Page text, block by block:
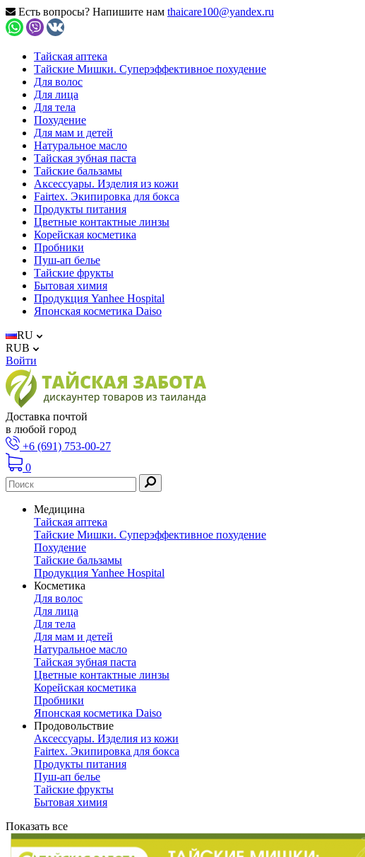
Есть вопросы? Напишите нам thaicare100@yandex.ru
Тайская аптека
Тайские Мишки. Суперэффективное похудение
Для волос
Для лица
Для тела
Похудение
Для мам и детей
Натуральное масло
Тайская зубная паста
Тайские бальзамы
Аксессуары. Изделия из кожи
Fairtex. Экипировка для бокса
Продукты питания
Цветные контактные линзы
Корейская косметика
Пробники
Пуш-ап белье
Тайские фрукты
Бытовая химия
Продукция Yanhee Hospital
Японская косметика Daiso
RU
RUB
Войти
Доставка почтой
в любой город
+6 (691) 753-00-27
0
Медицина
Тайская аптека
Тайские Мишки. Суперэффективное похудение
Похудение
Тайские бальзамы
Продукция Yanhee Hospital
Косметика
Для волос
Для лица
Для тела
Для мам и детей
Натуральное масло
Тайская зубная паста
Цветные контактные линзы
Корейская косметика
Пробники
Японская косметика Daiso
Продовольствие
Аксессуары. Изделия из кожи
Fairtex. Экипировка для бокса
Продукты питания
Пуш-ап белье
Тайские фрукты
Бытовая химия
Показать все